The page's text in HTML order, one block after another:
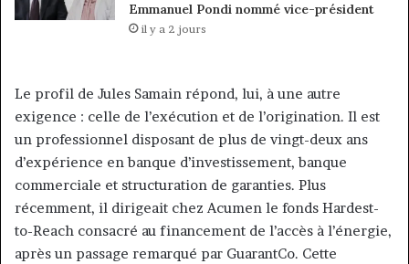
Emmanuel Pondi nommé vice-président
il y a 2 jours
Le profil de Jules Samain répond, lui, à une autre
exigence : celle de l’exécution et de l’origination. Il est
un professionnel disposant de plus de vingt-deux ans
d’expérience en banque d’investissement, banque
commerciale et structuration de garanties. Plus
récemment, il dirigeait chez Acumen le fonds Hardest-
to-Reach consacré au financement de l’accès à l’énergie,
après un passage remarqué par GuarantCo. Cette